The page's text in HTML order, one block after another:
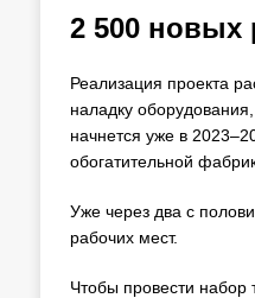
2 500 новых
Реализация проекта
наладку
начнется уже в
обогатительной
Уже через два с
рабочих мест.
Чтобы провести набор